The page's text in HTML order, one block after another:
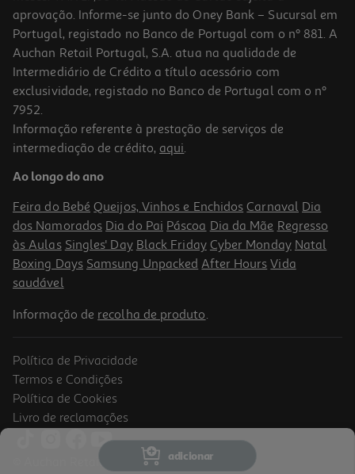
adicionar
-25%
Geleira Rígida Funtastic Green 24l
14.99 €/un
14,99 €
Promoção
Geleira Rígida Trendy Lineart 29l
aprovação. Informe-se junto do Oney Bank – Sucursal em
Portugal, registado no Banco de Portugal com o nº 881. A
Auchan Retail Portugal, S.A. atua na qualidade de
Intermediário de Crédito a título acessório com
exclusividade, registado no Banco de Portugal com o nº
7952.
Informação referente à prestação de serviços de
intermediação de crédito, aqui.
Ao longo do ano
Feira do Bebé Queijos, Vinhos e Enchidos Carnaval Dia
dos Namorados Dia do Pai Páscoa Dia da Mãe Regresso
às Aulas Singles' Day Black Friday Cyber Monday Natal
Boxing Days Samsung Unpacked After Hours Vida
saudável
Informação de recolha de produto.
Política de Privacidade
Termos e Condições
Política de Cookies
Livro de reclamações
© Auchan Retail Portugal